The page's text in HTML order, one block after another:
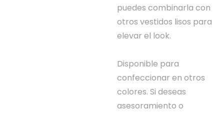
puedes combinarla con
otros vestidos lisos para
elevar el look.
Disponible para
confeccionar en otros
colores. Si deseas
asesoramiento o